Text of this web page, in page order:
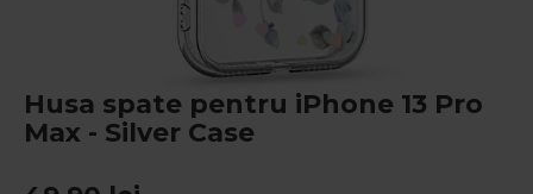
Husa spate pentru iPhone 13 Pro
Max - Silver Case